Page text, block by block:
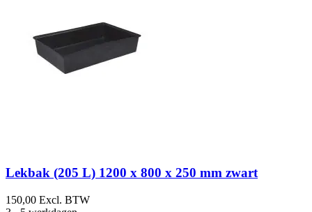
Lekbak (205 L) 1200 x 800 x 250 mm zwart
150,00 Excl. BTW